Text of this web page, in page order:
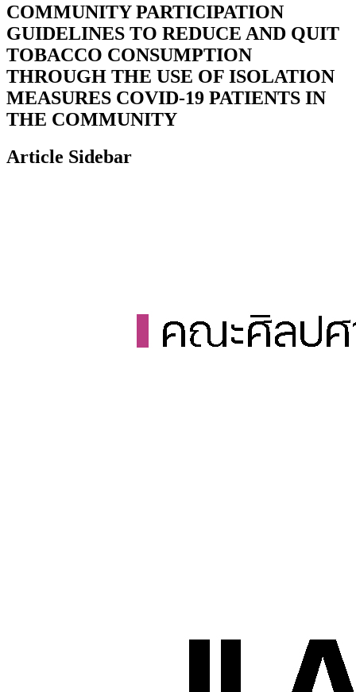
COMMUNITY PARTICIPATION
GUIDELINES TO REDUCE AND QUIT
TOBACCO CONSUMPTION
THROUGH THE USE OF ISOLATION
MEASURES COVID-19 PATIENTS IN
THE COMMUNITY
Article Sidebar